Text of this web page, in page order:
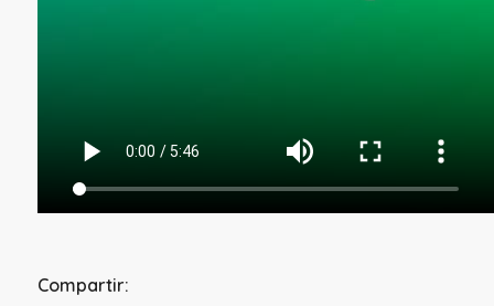
Compartir: